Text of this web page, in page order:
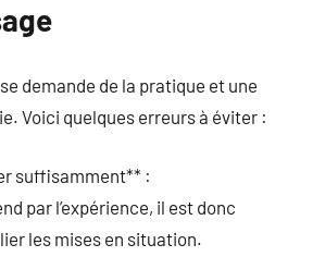
demande de la pratique et une
Voici quelques erreurs à éviter :
suffisamment** :
par l’expérience, il est donc
les mises en situation.